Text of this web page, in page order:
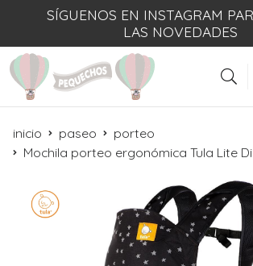
SÍGUENOS EN INSTAGRAM
LAS NOVEDADES
Buscar
inicio paseo
porteo
Mochila porteo ergonómica Tula Lite